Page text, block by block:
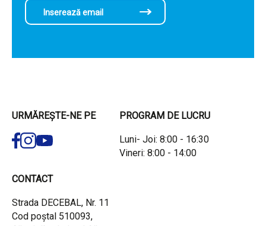
URMĂREȘTE-NE PE PROGRAM DE LUCRU
Luni- Joi: 8:00 - 16:30
Vineri: 8:00 - 14:00
CONTACT
Strada DECEBAL, Nr. 11
Cod poștal 510093,